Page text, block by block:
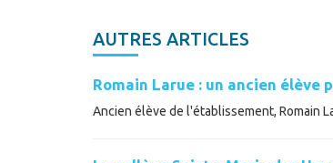
AUTRES ARTICLES
Romain Larue : un ancien élève
Ancien élève de l'établissement, Romain